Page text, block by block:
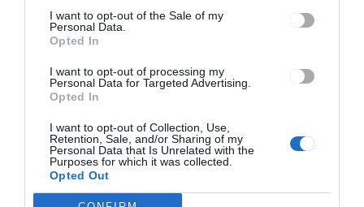
I want to opt-out of the Sale of my
Personal Data.
Opted In
I want to opt-out of processing my
Personal Data for Targeted Advertising.
Opted In
I want to opt-out of Collection, Use,
Retention, Sale, and/or Sharing of my
Personal Data that Is Unrelated with the
Purposes for which it was collected.
Opted Out
Keresés: